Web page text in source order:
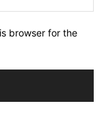
browser for the